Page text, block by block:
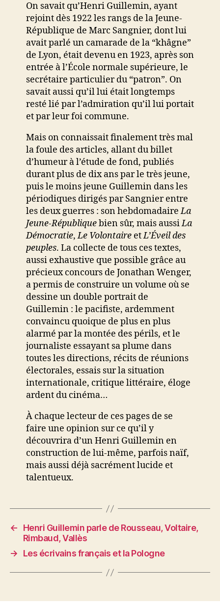
On savait qu’Henri Guillemin, ayant
rejoint dès 1922 les rangs de la Jeune-
République de Marc Sangnier, dont lui
avait parlé un camarade de la “khâgne”
de Lyon, était devenu en 1923, après son
entrée à l’École normale supérieure, le
secrétaire particulier du “patron”. On
savait aussi qu’il lui était longtemps
resté lié par l’admiration qu’il lui portait
et par leur foi commune.
Mais on connaissait finalement très mal
la foule des articles, allant du billet
d’humeur à l’étude de fond, publiés
durant plus de dix ans par le très jeune,
puis le moins jeune Guillemin dans les
périodiques dirigés par Sangnier entre
les deux guerres : son hebdomadaireLa
Jeune-Républiquebien sûr, mais aussiLa
Démocratie,Le VolontaireetL’Éveil des
peuples. La collecte de tous ces textes,
aussi exhaustive que possible grâce au
précieux concours de Jonathan Wenger,
a permis de construire un volume où se
dessine un double portrait de
Guillemin : le pacifiste, ardemment
convaincu quoique de plus en plus
alarmé par la montée des périls, et le
journaliste essayant sa plume dans
toutes les directions, récits de réunions
électorales, essais sur la situation
internationale, critique littéraire, éloge
ardent du cinéma…
À chaque lecteur de ces pages de se
faire une opinion sur ce qu’il y
découvrira d’un Henri Guillemin en
construction de lui-même, parfois naïf,
mais aussi déjà sacrément lucide et
talentueux.
←
Henri Guillemin parle de Rousseau, Voltaire,
Rimbaud, Vallès
→
Les écrivains français et la Pologne